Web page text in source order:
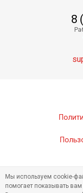
8
Мы используем cookie-
помогает показывать